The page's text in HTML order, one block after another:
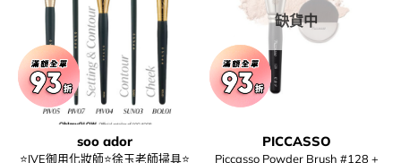
soo ador
⭐IVE御用化妝師⭐徐玉老師掃具⭐
缺貨中
PICCASSO
Piccasso Powder Brush #128 +